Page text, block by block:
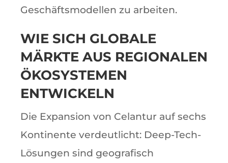
Geschäftsmodellen zu arbeiten.
WIE SICH GLOBALE
MÄRKTE AUS REGIONALEN
ÖKOSYSTEMEN
ENTWICKELN
Die Expansion von Celantur auf sechs
Kontinente verdeutlicht: Deep-Tech-
Lösungen sind geografisch